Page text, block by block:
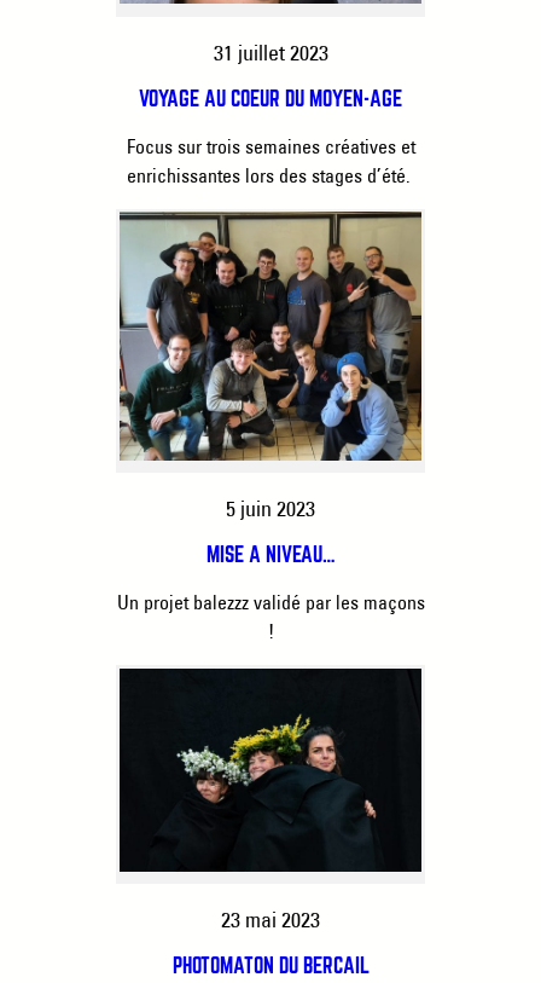
31 juillet 2023
VOYAGE AU COEUR DU MOYEN-ÂGE
Focus sur trois semaines créatives et
enrichissantes lors des stages d’été.
5 juin 2023
MISE À NIVEAU…
Un projet balezzz validé par les maçons
!
23 mai 2023
PHOTOMATON DU BERCAIL